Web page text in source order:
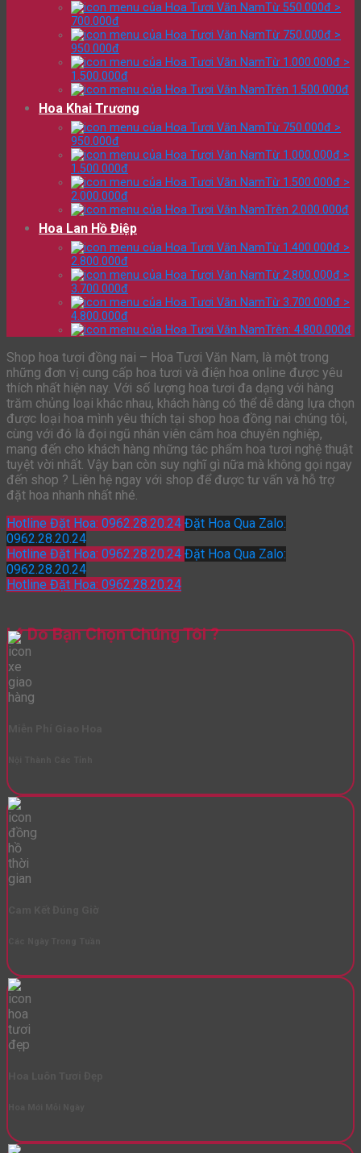
Từ 550.000đ >
700.000đ
Từ 750.000đ >
950.000đ
Từ 1.000.000đ >
1.500.000đ
Trên 1.500.000đ
Hoa Khai Trương
Từ 750.000đ >
950.000đ
Từ 1.000.000đ >
1.500.000đ
Từ 1.500.000đ >
2.000.000đ
Trên 2.000.000đ
Hoa Lan Hồ Điệp
Từ 1.400.000đ >
2.800.000đ
Từ 2.800.000đ >
3.700.000đ
Từ 3.700.000đ >
4.800.000đ
Trên: 4.800.000đ
Shop hoa tươi đồng nai – Hoa Tươi Văn Nam, là một trong
những đơn vị cung cấp hoa tươi và điện hoa online được yêu
thích nhất hiện nay. Với số lượng hoa tươi đa dạng với hàng
trăm chủng loại khác nhau, khách hàng có thể dễ dàng lựa chọn
được loại hoa mình yêu thích tại shop hoa đồng nai chúng tôi,
cùng với đó là đọi ngũ nhân viên cắm hoa chuyên nghiệp,
mang đến cho khách hàng những tác phẩm hoa tươi nghệ thuật
tuyệt vời nhất. Vậy bạn còn suy nghĩ gì nữa mà không gọi ngay
đến shop ? Liên hệ ngay với shop để được tư vấn và hỗ trợ
đặt hoa nhanh nhất nhé.
Hotline Đặt Hoa: 0962.28.20.24 Đặt Hoa Qua Zalo:
0962.28.20.24
Hotline Đặt Hoa: 0962.28.20.24 Đặt Hoa Qua Zalo:
0962.28.20.24
Hotline Đặt Hoa: 0962.28.20.24
Lý Do Bạn Chọn Chúng Tôi ?